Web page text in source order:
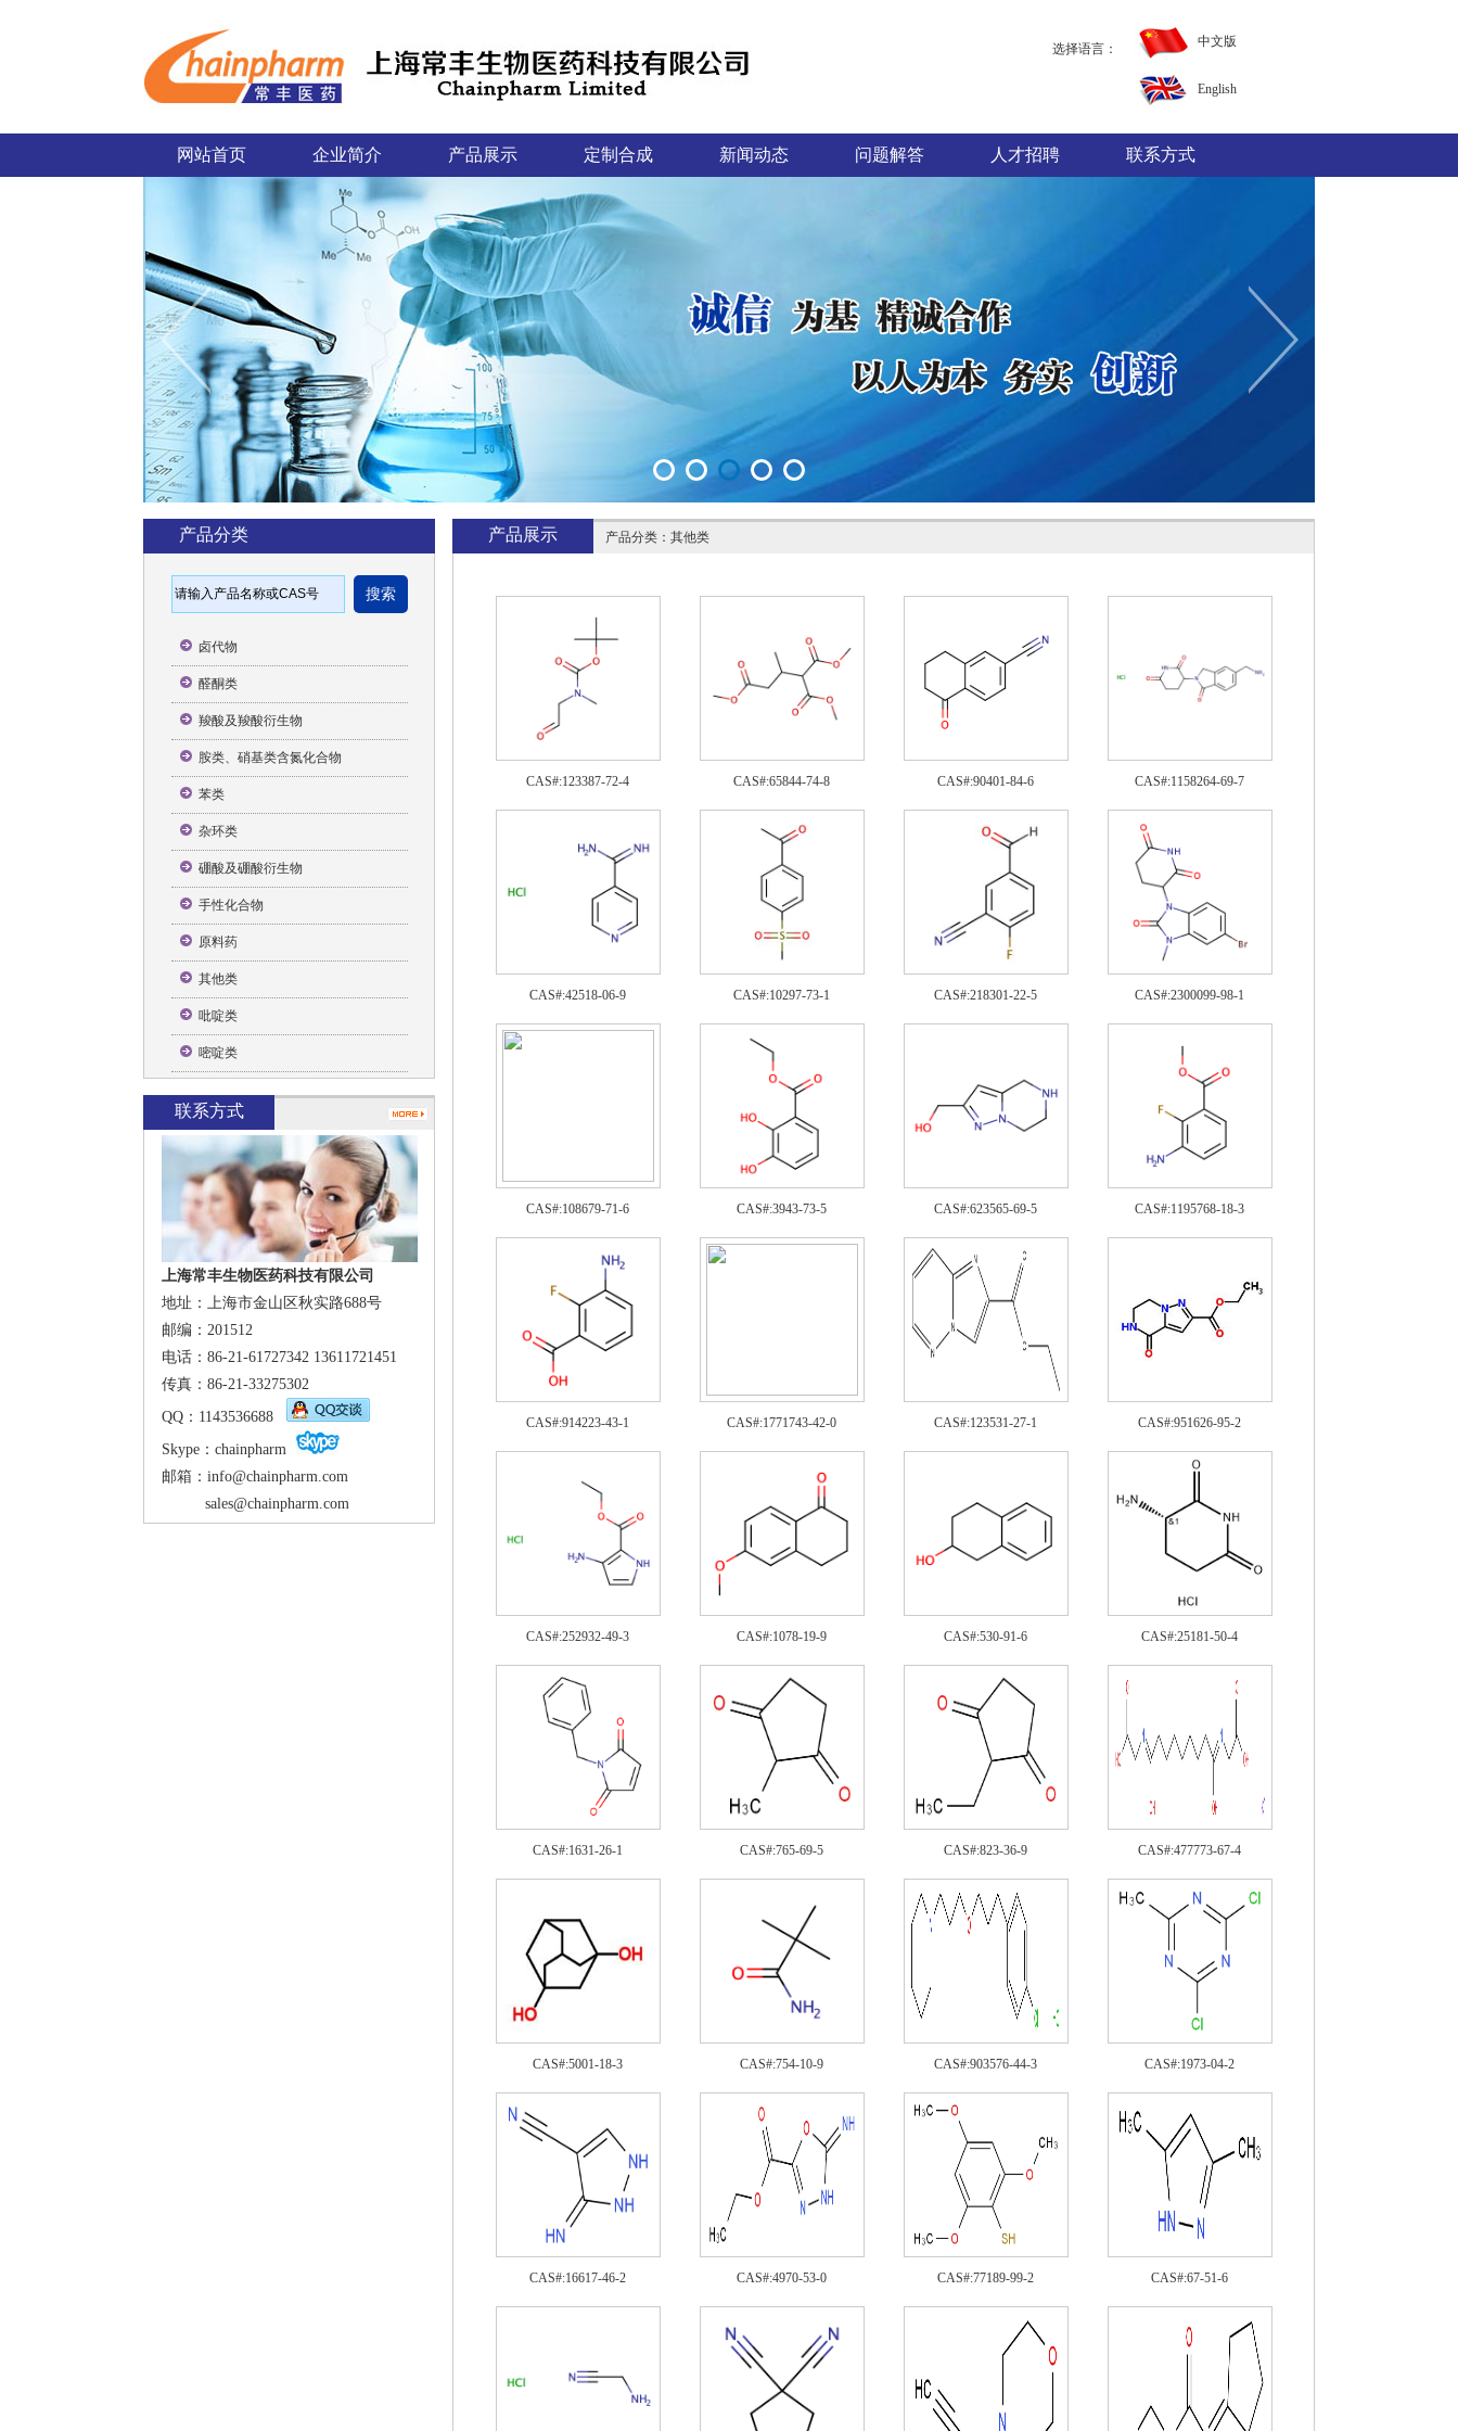
选择语言：
中文版
English
网站首页 企业简介 产品展示 定制合成 新闻动态 问题解答 人才招聘 联系方式
产品分类
卤代物
醛酮类
羧酸及羧酸衍生物
胺类、硝基类含氮化合物
苯类
杂环类
硼酸及硼酸衍生物
手性化合物
原料药
其他类
吡啶类
嘧啶类
联系方式
上海常丰生物医药科技有限公司
地址：上海市金山区秋实路688号
邮编：201512
电话：86-21-61727342 13611721451
传真：86-21-33275302
QQ：1143536688
Skype： chainpharm
邮箱：info@chainpharm.com
sales@chainpharm.com
产品展示 产品分类：其他类
CAS#:123387-72-4 CAS#:65844-74-8 CAS#:90401-84-6 CAS#:1158264-69-7
CAS#:42518-06-9 CAS#:10297-73-1 CAS#:218301-22-5 CAS#:2300099-98-1
CAS#:108679-71-6 CAS#:3943-73-5 CAS#:623565-69-5 CAS#:1195768-18-3
CAS#:914223-43-1 CAS#:1771743-42-0 CAS#:123531-27-1 CAS#:951626-95-2
CAS#:252932-49-3 CAS#:1078-19-9 CAS#:530-91-6 CAS#:25181-50-4
CAS#:1631-26-1 CAS#:765-69-5 CAS#:823-36-9 CAS#:477773-67-4
CAS#:5001-18-3 CAS#:754-10-9 CAS#:903576-44-3 CAS#:1973-04-2
CAS#:16617-46-2 CAS#:4970-53-0 CAS#:77189-99-2 CAS#:67-51-6